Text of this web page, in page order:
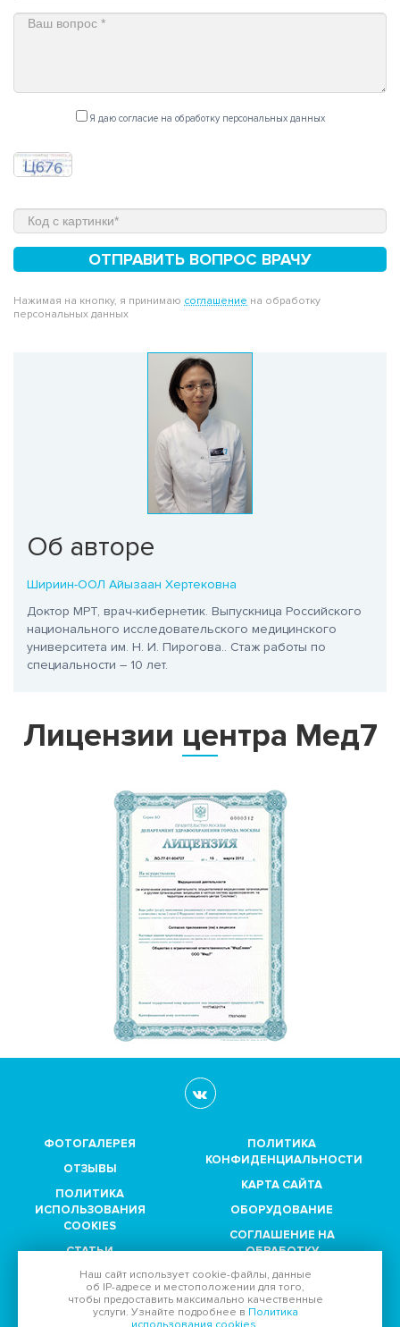
Я даю согласие на обработку персональных данных
ОТПРАВИТЬ ВОПРОС ВРАЧУ
Нажимая на кнопку, я принимаю соглашение на обработку
персональных данных
Об авторе
Шириин-ООЛ Айызаан Хертековна
Доктор МРТ, врач-кибернетик. Выпускница Российского
национального исследовательского медицинского
университета им. Н. И. Пирогова.. Стаж работы по
специальности – 10 лет.
Лицензии центра Мед7
ФОТОГАЛЕРЕЯ
ОТЗЫВЫ
ПОЛИТИКА
ИСПОЛЬЗОВАНИЯ
COOKIES
СТАТЬИ
ПАРТНЕРЫ
ПОЛИТИКА
КОНФИДЕНЦИАЛЬНОСТИ
КАРТА САЙТА
ОБОРУДОВАНИЕ
СОГЛАШЕНИЕ НА
ОБРАБОТКУ
ДАННЫХ
Наш сайт использует cookie-файлы, данные
об IP-адресе и местоположении для того,
чтобы предоставить максимально качественные
услуги. Узнайте подробнее в Политика